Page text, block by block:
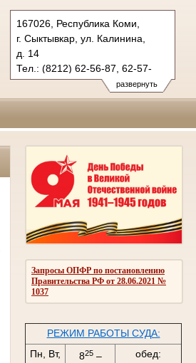
развернуть
167026, Республика Коми,
г. Сыктывкар, ул. Калинина,
д. 14
Тел.: (8212) 62-56-87, 62-57-
79 (ф.)
ejvasud.komi@sudrf.ru
показать на карте
Запросы ОПФР по постановлению
Правительства РФ от 28.06.2021 №
1037
РЕЖИМ РАБОТЫ СУДА:
Пн, Вт,
825–
обед: